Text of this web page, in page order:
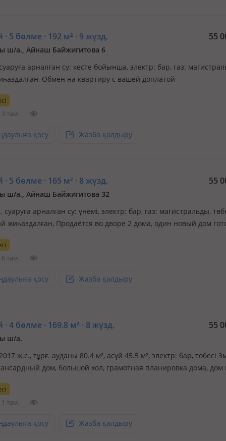
5 бөлме · 192 м² · 9 жүзд. 55
ш/а., Айнаш Байжигитова 6
арналған су: кесте бойынша, электр: бар, газ:
Обмен на квартиру с вашей доплатой
3 там.
қосу Жазба қалдыру
5 бөлме · 165 м² · 8 жүзд. 55
ш/а., Айнаш Байжигитова 32
суаруға арналған су: үнемі, электр: бар, газ: магистральды,
жиһаздалған, Продаётся во дворе 2 дома, один новый дом
отделка. во дворе плодовые деревья, тихий район на бере…
6 там.
қосу Жазба қалдыру
4 бөлме · 169.8 м² · 8 жүзд. 55
ш/а.
ж.с., тұрғ. ауданы 80.4 м², асүй 45.5 м², электр: бар, төбесі
дом, большой хол, грамотная планировка дома, дом
комнат (Беларусия). Во дворе имеется второй жилой дом из 4
1 там.
қосу Жазба қалдыру